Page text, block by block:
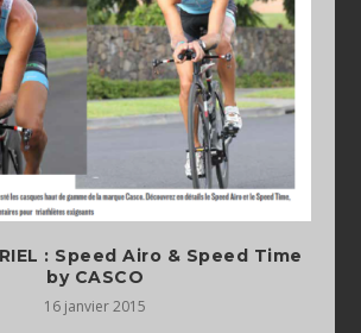
: Speed Airo & Speed Time
by CASCO
16 janvier 2015